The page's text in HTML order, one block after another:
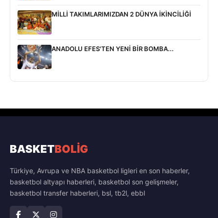
MİLLİ TAKIMLARIMIZDAN 2 DÜNYA İKİNCİLİĞİ
ANADOLU EFES'TEN YENİ BİR BOMBA...
BASKETBOLİG
Türkiye, Avrupa ve NBA basketbol ligleri en son haberler,
basketbol altyapı haberleri, basketbol son gelişmeler,
basketbol transfer haberleri, bsl, tb2l, ebbl